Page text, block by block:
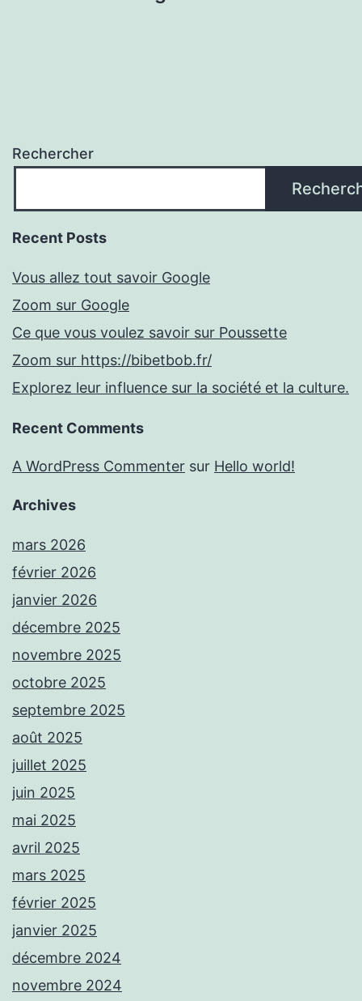
Rechercher
Recent Posts
Vous allez tout savoir Google
Zoom sur Google
Ce que vous voulez savoir sur Poussette
Zoom sur https://bibetbob.fr/
Explorez leur influence sur la société et la culture.
Recent Comments
A WordPress Commenter sur Hello world!
Archives
mars 2026
février 2026
janvier 2026
décembre 2025
novembre 2025
octobre 2025
septembre 2025
août 2025
juillet 2025
juin 2025
mai 2025
avril 2025
mars 2025
février 2025
janvier 2025
décembre 2024
novembre 2024